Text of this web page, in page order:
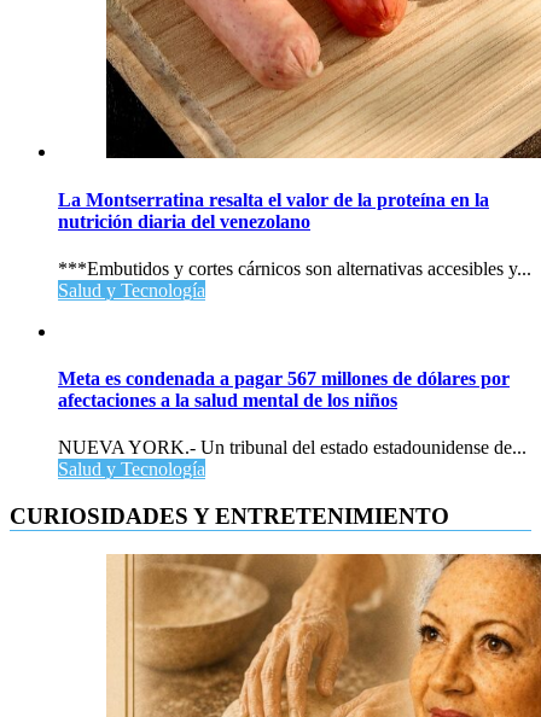
La Montserratina resalta el valor de la proteína en la
nutrición diaria del venezolano
***Embutidos y cortes cárnicos son alternativas accesibles y...
Salud y Tecnología
Meta es condenada a pagar 567 millones de dólares por
afectaciones a la salud mental de los niños
NUEVA YORK.- Un tribunal del estado estadounidense de...
Salud y Tecnología
CURIOSIDADES Y ENTRETENIMIENTO